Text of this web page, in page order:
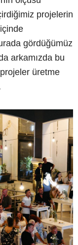
projelerin
gördüğümüz
arkamızda bu
üretme